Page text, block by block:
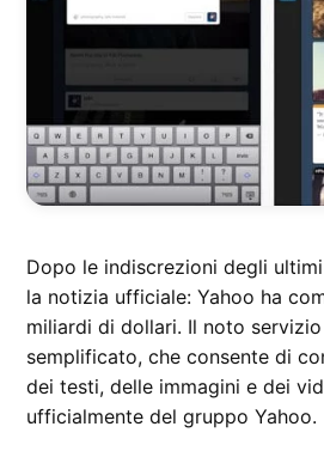
Dopo le indiscrezioni degli
la notizia ufficiale: Yahoo ha
miliardi di dollari. Il noto
semplificato, che consente di
dei testi, delle immagini e dei
ufficialmente del gruppo Yahoo.